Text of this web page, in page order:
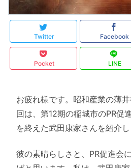
Twitter Facebook
Pocket LINE
お疲れ様です。昭和産業の薄
回は、第12期の稲城市のPR促
を終えた武田康家さんを紹介し
彼の素晴らしさと、PR促進会